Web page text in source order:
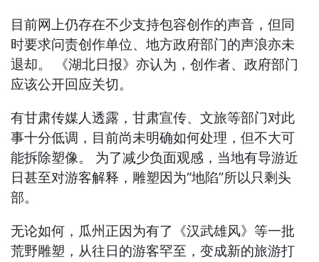
目前网上仍存在不少支持包容创作的声音，但同
时要求问责创作单位、地方政府部门的声浪亦未
退却。 《湖北日报》亦认为，创作者、政府部门
应该公开回应关切。
有甘肃传媒人透露，甘肃宣传、文旅等部门对此
事十分低调，目前尚未明确如何处理，但不大可
能拆除塑像。 为了减少负面观感，当地有导游近
日甚至对游客解释，雕塑因为“地陷”所以只剩头
部。
无论如何，瓜州正因为有了《汉武雄风》等一批
荒野雕塑，从往日的游客罕至，变成新的旅游打